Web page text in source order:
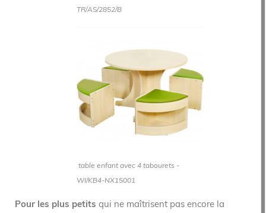
TR/AS/2852/B
table enfant avec 4 tabourets -
WI/KB4-NX15001
Pour les plus petits qui ne maîtrisent pas encore la